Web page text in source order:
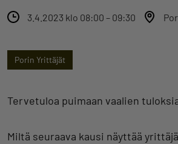
3.4.2023 klo 08:00 – 09:30
Porin Yrittäjät
Tervetuloa puimaan vaalien
Miltä seuraava kausi näyttää